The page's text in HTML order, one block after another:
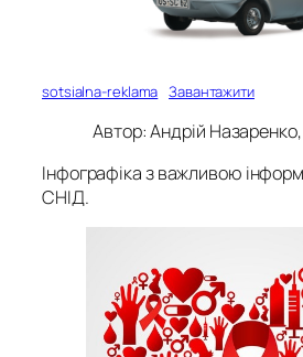
sotsialna-reklama Завантажити
Автор: Андрій
Інфографіка з важливою
СНІД.